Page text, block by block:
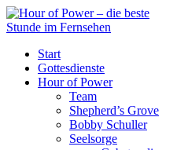
Start
Gottesdienste
Hour of Power
Team
Shepherd’s Grove
Bobby Schuller
Seelsorge